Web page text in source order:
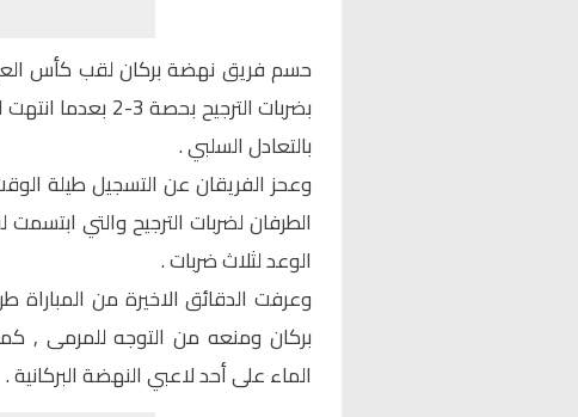
حسم فريق نهضة بركان لقب كأس
بضربات الترجيح
بالتعادل السلبي .
وعحز الفريقان عن التسجيل طيلة
الطرفان لضربات الترجيح والتي
الوعد لثلاث ضربات .
وعرفت الدقائق الاخيرة من
بركان ومنعه من التوجه للمرمى ,
الماء على أحد لاعبي النهضة البركانية .